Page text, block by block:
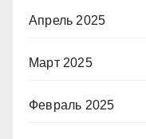
Апрель 2025
Март 2025
Февраль 2025